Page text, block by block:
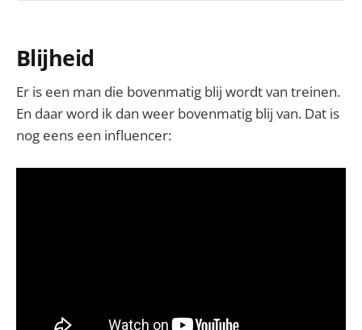
Blijheid
Er is een man die bovenmatig blij wordt van treinen.
En daar word ik dan weer bovenmatig blij van. Dat is
nog eens een influencer: